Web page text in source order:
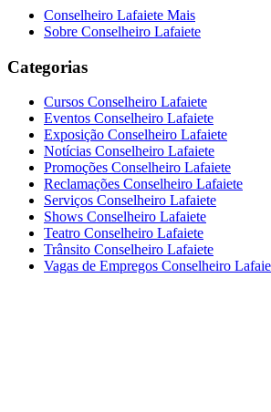
Conselheiro Lafaiete Mais
Sobre Conselheiro Lafaiete
Categorias
Cursos Conselheiro Lafaiete
Eventos Conselheiro Lafaiete
Exposição Conselheiro Lafaiete
Notícias Conselheiro Lafaiete
Promoções Conselheiro Lafaiete
Reclamações Conselheiro Lafaiete
Serviços Conselheiro Lafaiete
Shows Conselheiro Lafaiete
Teatro Conselheiro Lafaiete
Trânsito Conselheiro Lafaiete
Vagas de Empregos Conselheiro